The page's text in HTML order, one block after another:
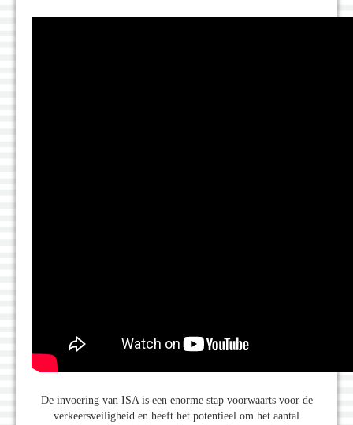
De invoering van ISA is een enorme stap voorwaarts voor de
verkeersveiligheid en heeft het potentieel om het aantal